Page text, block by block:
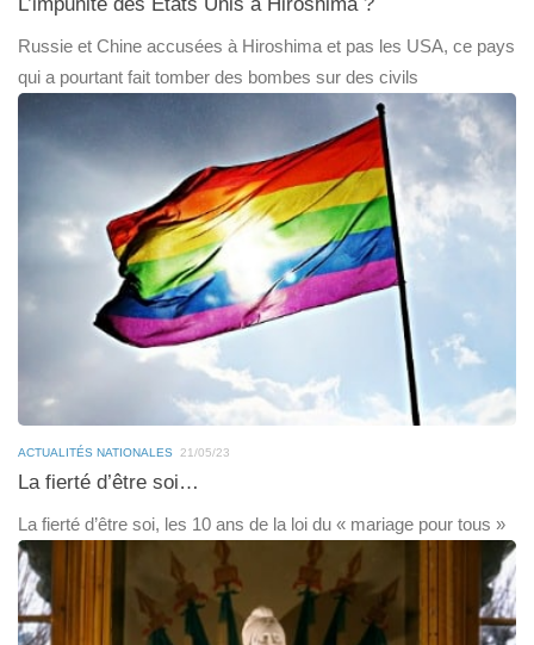
L’impunité des Etats Unis à Hiroshima ?
Russie et Chine accusées à Hiroshima et pas les USA, ce pays
qui a pourtant fait tomber des bombes sur des civils
ACTUALITÉS NATIONALES 21/05/23
La fierté d’être soi…
La fierté d’être soi, les 10 ans de la loi du « mariage pour tous »